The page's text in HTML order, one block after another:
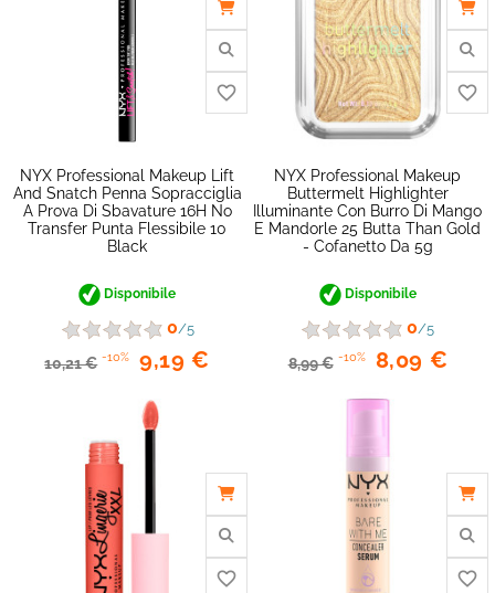
NYX Professional Makeup Lift
And Snatch Penna Sopracciglia
A Prova Di Sbavature 16H No
Transfer Punta Flessibile 10
Black
Disponibile
0/5
10,21 € -10% 9,19 €
NYX Professional Makeup
Buttermelt Highlighter
Illuminante Con Burro Di Mango
E Mandorle 25 Butta Than Gold
- Cofanetto Da 5g
Disponibile
0/5
8,99 € -10% 8,09 €